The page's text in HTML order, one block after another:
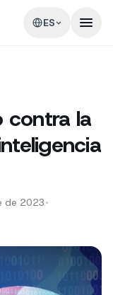
ES
contra la
de 2023•